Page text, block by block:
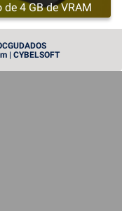
4 GB de VRAM
CGUDADOS
| CYBELSOFT